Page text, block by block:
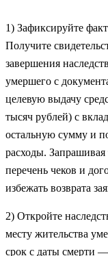
1) Зафиксируйте
Получите
завершения
умершего с
целевую выдачу
тысяч рублей) с
остальную сумму и
расходы.
перечень чеков и
избежать возврата
2) Откройте
месту жительства
срок с даты смерти